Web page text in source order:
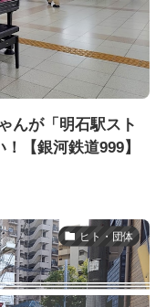
んが「明石駅スト
【銀河鉄道999】
ヒト・団体